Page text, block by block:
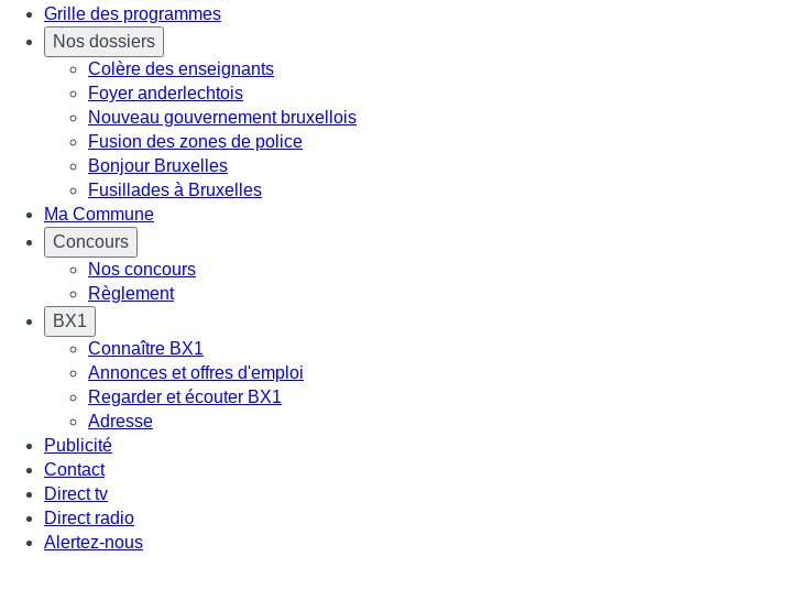
Grille des programmes
Nos dossiers
Colère des enseignants
Foyer anderlechtois
Nouveau gouvernement bruxellois
Fusion des zones de police
Bonjour Bruxelles
Fusillades à Bruxelles
Ma Commune
Concours
Nos concours
Règlement
BX1
Connaître BX1
Annonces et offres d'emploi
Regarder et écouter BX1
Adresse
Publicité
Contact
Direct tv
Direct radio
Alertez-nous